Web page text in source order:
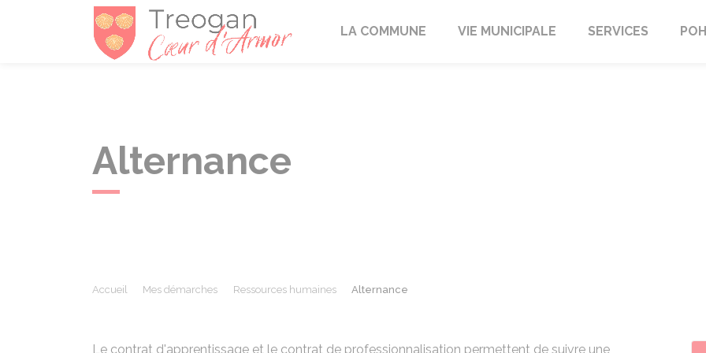
TréoganLA COMMUNE VIE MUNICIPALE SERVICES
Alternance
Accueil Mes démarches Ressources humaines Alternance
Le contrat d'apprentissage et le contrat de professionnalisation permettent de suivre une